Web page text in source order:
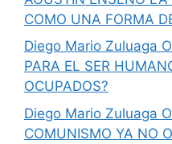
COMO UNA FORMA
Diego Mario Zuluaga
PARA EL SER
OCUPADOS?
Diego Mario Zuluaga
COMUNISMO YA NO